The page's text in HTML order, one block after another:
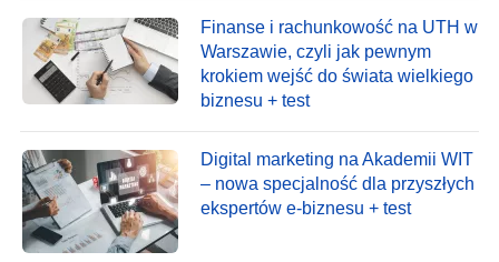
Finanse i rachunkowość na UTH w
Warszawie, czyli jak pewnym
krokiem wejść do świata wielkiego
biznesu + test
Digital marketing na Akademii WIT
– nowa specjalność dla przyszłych
ekspertów e-biznesu + test